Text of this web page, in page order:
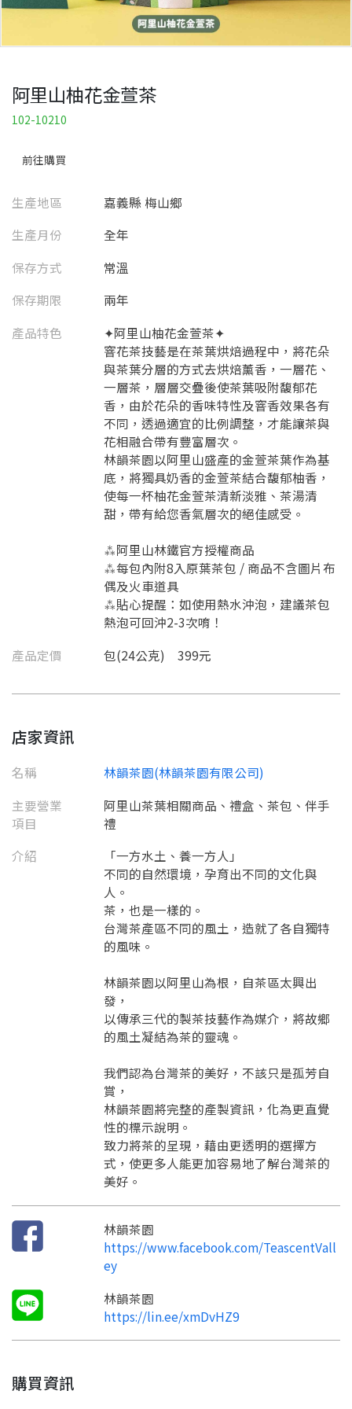
阿里山柚花金萱茶
102-10210
前往購買
生產地區
嘉義縣 梅山鄉
生產月份
全年
保存方式
常溫
保存期限
兩年
產品特色
✦阿里山柚花金萱茶✦
窨花茶技藝是在茶葉烘焙過程中，將花朵
與茶葉分層的方式去烘焙薰香，一層花、
一層茶，層層交疊後使茶葉吸附馥郁花
香，由於花朵的香味特性及窨香效果各有
不同，透過適宜的比例調整，才能讓茶與
花相融合帶有豐富層次。
林韻茶園以阿里山盛產的金萱茶葉作為基
底，將獨具奶香的金萱茶結合馥郁柚香，
使每一杯柚花金萱茶清新淡雅、茶湯清
甜，帶有給您香氣層次的絕佳感受。
⁂阿里山林鐵官方授權商品
⁂每包內附8入原葉茶包 / 商品不含圖片布
偶及火車道具
⁂貼心提醒：如使用熱水沖泡，建議茶包
熱泡可回沖2-3次唷！
產品定價
包(24公克) 399元
店家資訊
名稱
林韻茶園(林韻茶園有限公司)
主要營業
項目
阿里山茶葉相關商品、禮盒、茶包、伴手
禮
介紹
「一方水土、養一方人」
不同的自然環境，孕育出不同的文化與
人。
茶，也是一樣的。
台灣茶產區不同的風土，造就了各自獨特
的風味。
林韻茶園以阿里山為根，自茶區太興出
發，
以傳承三代的製茶技藝作為媒介，將故鄉
的風土凝結為茶的靈魂。
我們認為台灣茶的美好，不該只是孤芳自
賞，
林韻茶園將完整的產製資訊，化為更直覺
性的標示說明。
致力將茶的呈現，藉由更透明的選擇方
式，使更多人能更加容易地了解台灣茶的
美好。
林韻茶園
https://www.facebook.com/TeascentVall
ey
林韻茶園
https://lin.ee/xmDvHZ9
購買資訊
要註冊嗎？
嗨~這個 LINE 帳號還沒有註冊過，
只要驗證手機號碼就能完成註冊。
返回 繼續註冊
請加入LINE好友
請掃描或點擊 QR code
加入「嘉義優鮮」LINE 好友，
點擊加入 LINE 好友
返回 繼續註冊
註冊完成
註冊完成了！
要申請新產品嗎？
您的申請資料正在等候審查中，
要看申請秘笈嗎？
想知道怎麼做更容易通過審核嗎？
看看申請教學吧！